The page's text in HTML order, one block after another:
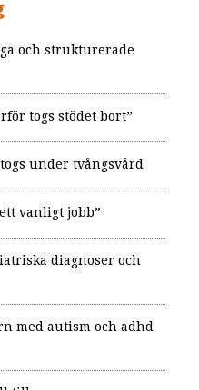
och strukturerade
togs stödet bort”
under tvångsvård
vanligt jobb”
diagnoser och
med autism och adhd